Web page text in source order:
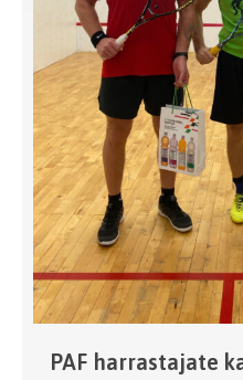
PAF harrastajate